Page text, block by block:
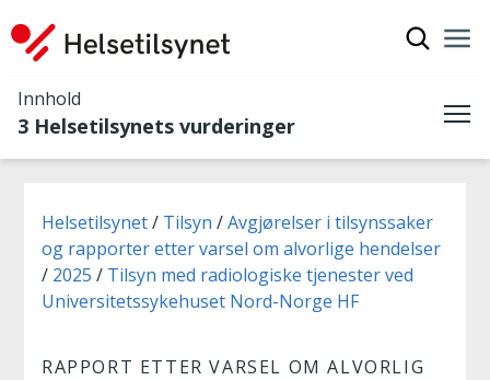
Innhold
3 Helsetilsynets vurderinger
Du er her:
Helsetilsynet Tilsyn
Avgjørelser i tilsynssaker
og rapporter etter varsel om alvorlige hendelser
2025
Tilsyn med radiologiske tjenester ved
Universitetssykehuset Nord-Norge HF
RAPPORT ETTER VARSEL OM ALVORLIG